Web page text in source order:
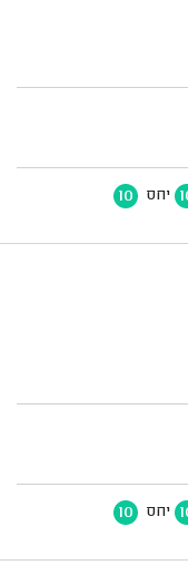
יחס 10
יחס 10